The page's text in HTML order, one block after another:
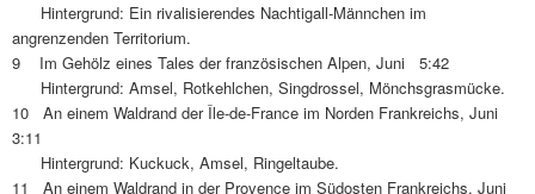
Hintergrund: Ein rivalisierendes Nachtigall-Männchen im
angrenzenden Territorium.
9 Im Gehölz eines Tales der französischen Alpen, Juni 5:42
Hintergrund: Amsel, Rotkehlchen, Singdrossel, Mönchsgrasmücke.
10 An einem Waldrand der Île-de-France im Norden Frankreichs, Juni
3:11
Hintergrund: Kuckuck, Amsel, Ringeltaube.
11 An einem Waldrand in der Provence im Südosten Frankreichs, Juni